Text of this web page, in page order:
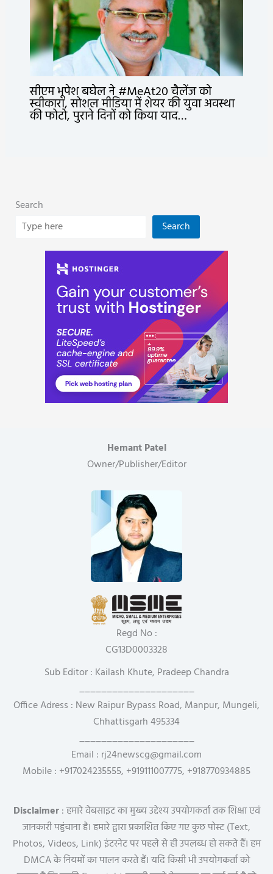
सीएम भूपेश बघेल ने #MeAt20 चैलेंज को
स्वीकारा, सोशल मीडिया में शेयर की युवा अवस्था
की फोटो, पुराने दिनों को किया याद…
Search
Search
Hemant Patel
Owner/Publisher/Editor
Regd No :
CG13D0003328
Sub Editor : Kailash Khute, Pradeep Chandra
_____________________
Office Adress : New Raipur Bypass Road, Manpur, Mungeli,
Chhattisgarh 495334
_____________________
Email : rj24newscg@gmail.com
Mobile : +917024235555, +919111007775, +918770934885
Disclaimer: हमारे वेबसाइट का मुख्य उद्देश्य उपयोगकर्ता तक शिक्षा एवं
जानकारी पहुंचाना है। हमारे द्वारा प्रकाशित किए गए कुछ पोस्ट (Text,
Photos, Videos, Link) इंटरनेट पर पहले से ही उपलब्ध हो सकते हैं। हम
DMCA के नियमों का पालन करते हैं। यदि किसी भी उपयोगकर्ता को